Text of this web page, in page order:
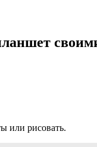
или рисовать.